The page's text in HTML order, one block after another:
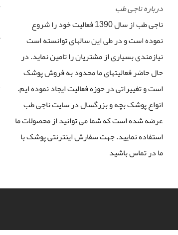
درباره ناجی طب
ناجی طب از سال 1390 فعالیت خود را شروع
نموده است و در طی این سالهای توانسته است
نیازمندی بسیاری از مشتریان را تامین نماید. در
حال حاضر فعالیتهای ما محدود به فروش پوشک
است و تغییراتی در حوزه فعالیت ایجاد نموده ایم.
انواع پوشک بچه و بزرگسال در سایت ناجی طب
عرضه شده است که شما می توانید از محصولات ما
استفاده نمایید. جهت سفارش اینترنتی پوشک با
ما در تماس باشید